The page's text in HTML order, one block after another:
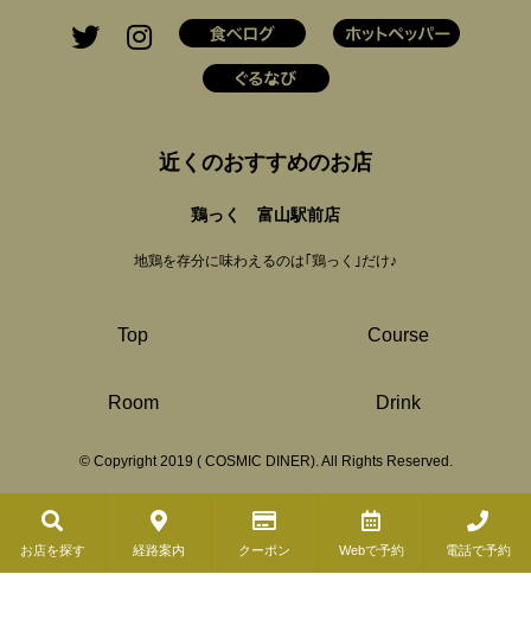
近くのおすすめのお店
鶏っく 富山駅前店
地鶏を存分に味わえるのは｢鶏っく｣だけ♪
Top Course
Room Drink
© Copyright 2019 ( COSMIC DINER). All Rights Reserved.
お店を探す 経路案内 クーポン Webで予約 電話で予約